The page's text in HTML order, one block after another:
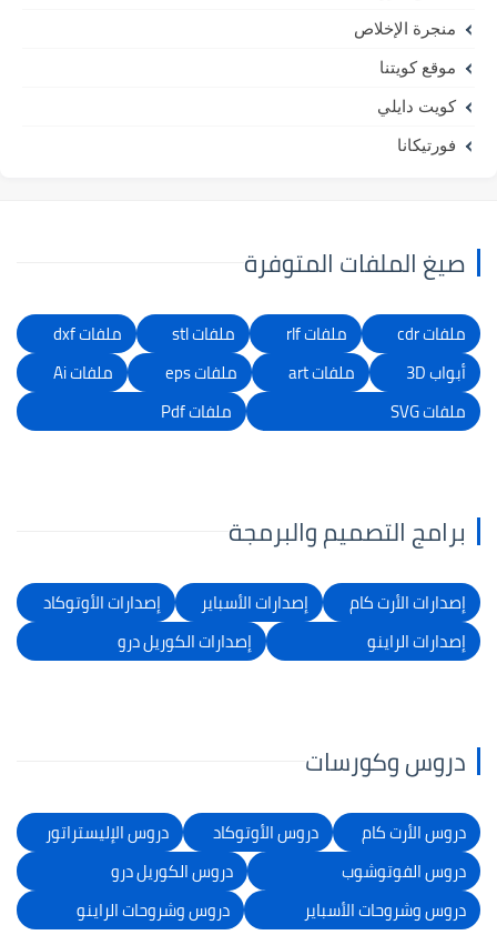
منجرة الإخلاص
موقع كويتنا
كويت دايلي
فورتيكانا
صيغ الملفات المتوفرة
ملفات cdr ملفات rlf ملفات stl
ملفات dxf
أبواب 3D
ملفات art ملفات eps
ملفات Ai
ملفات SVG
ملفات Pdf
برامج التصميم والبرمجة
إصدارات الأرت كام إصدارات الأسباير
إصدارات الأوتوكاد
إصدارات الراينو
إصدارات الكوريل درو
دروس وكورسات
دروس الأرت كام دروس الأوتوكاد
دروس الإليستراتور
دروس الفوتوشوب
دروس الكوريل درو
دروس وشروحات الأسباير
دروس وشروحات الراينو